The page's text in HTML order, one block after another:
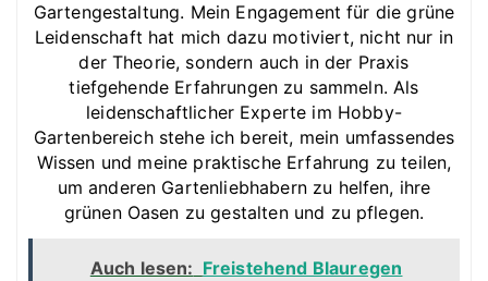
Gartengestaltung. Mein Engagement für die grüne
Leidenschaft hat mich dazu motiviert, nicht nur in
der Theorie, sondern auch in der Praxis
tiefgehende Erfahrungen zu sammeln. Als
leidenschaftlicher Experte im Hobby-
Gartenbereich stehe ich bereit, mein umfassendes
Wissen und meine praktische Erfahrung zu teilen,
um anderen Gartenliebhabern zu helfen, ihre
grünen Oasen zu gestalten und zu pflegen.
Auch lesen: Freistehend Blauregen